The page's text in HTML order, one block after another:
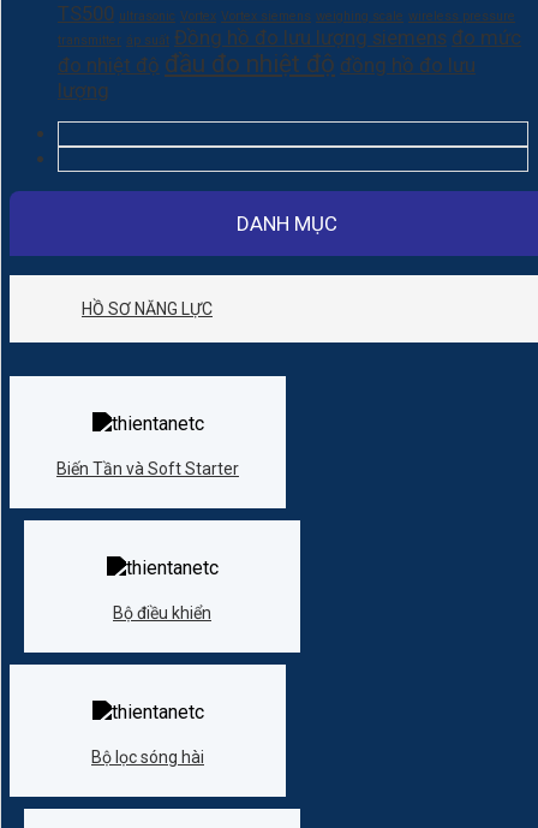
TS500 ultrasonic Vortex Vortex siemens weighing scale wireless pressure
transmitter áp suất Đồng hồ đo lưu lượng siemens đo mức
đo nhiệt độ đầu đo nhiệt độ đồng hồ đo lưu
lượng
DANH MỤC
HỒ SƠ NĂNG LỰC
Biến Tần và Soft Starter
Bộ điều khiển
Bộ lọc sóng hài